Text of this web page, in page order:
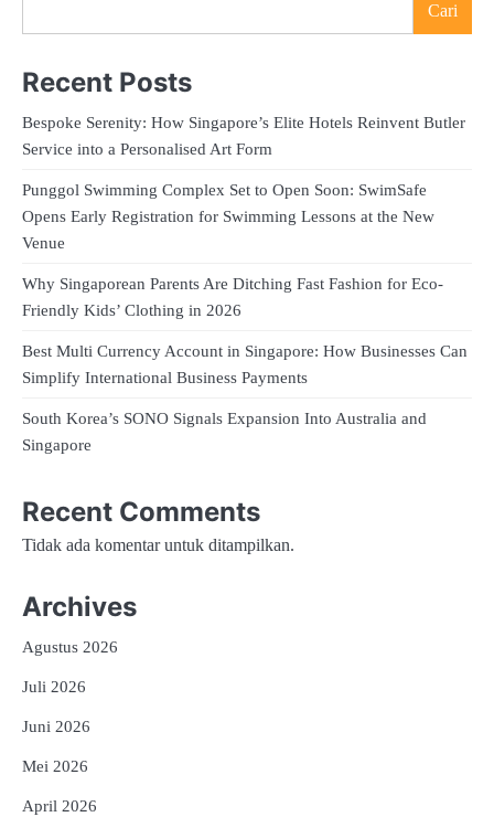
Cari
Recent Posts
Bespoke Serenity: How Singapore’s Elite Hotels Reinvent Butler
Service into a Personalised Art Form
Punggol Swimming Complex Set to Open Soon: SwimSafe
Opens Early Registration for Swimming Lessons at the New
Venue
Why Singaporean Parents Are Ditching Fast Fashion for Eco-
Friendly Kids’ Clothing in 2026
Best Multi Currency Account in Singapore: How Businesses Can
Simplify International Business Payments
South Korea’s SONO Signals Expansion Into Australia and
Singapore
Recent Comments
Tidak ada komentar untuk ditampilkan.
Archives
Agustus 2026
Juli 2026
Juni 2026
Mei 2026
April 2026